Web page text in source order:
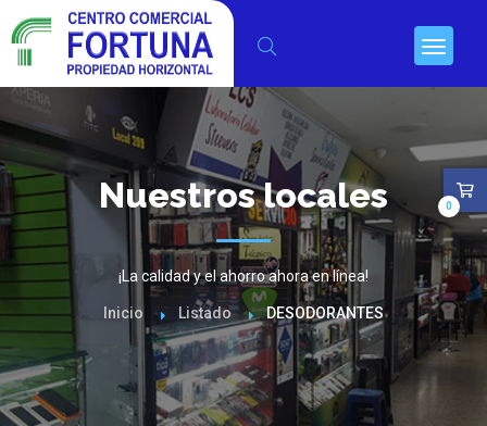
Nuestros locales
¡La calidad y el ahorro ahora en línea!
Inicio Listado DESODORANTES
0